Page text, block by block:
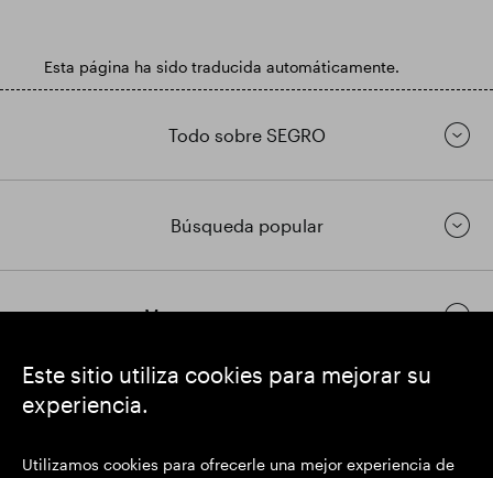
Este sitio utiliza cookies para mejorar su
experiencia.
Utilizamos cookies para ofrecerle una mejor experiencia de
Esta página ha sido traducida automáticamente.
Todo sobre SEGRO
Búsqueda popular
Mantenerse en contacto